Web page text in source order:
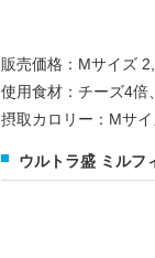
販売価格：Mサイズ
使用食材：チーズ4倍
摂取カロリー：Mサ
ウルトラ盛 ミルフ